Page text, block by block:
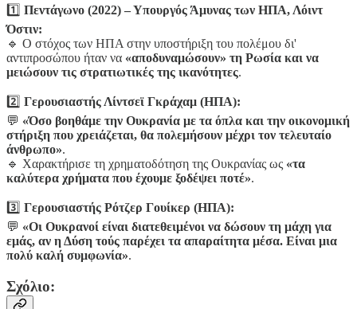
1️⃣ Πεντάγωνο (2022) – Υπουργός Άμυνας των ΗΠΑ, Λόιντ
Όστιν:
🔹 Ο στόχος των ΗΠΑ στην υποστήριξη του πολέμου δι'
αντιπροσώπου ήταν να «αποδυναμώσουν» τη Ρωσία και να
μειώσουν τις στρατιωτικές της ικανότητες.
2️⃣ Γερουσιαστής Λίντσεϊ Γκράχαμ (ΗΠΑ):
💬 «Όσο βοηθάμε την Ουκρανία με τα όπλα και την οικονομική
στήριξη που χρειάζεται, θα πολεμήσουν μέχρι τον τελευταίο
άνθρωπο».
🔹 Χαρακτήρισε τη χρηματοδότηση της Ουκρανίας ως «τα
καλύτερα χρήματα που έχουμε ξοδέψει ποτέ».
3️⃣ Γερουσιαστής Ρότζερ Γουίκερ (ΗΠΑ):
💬 «Οι Ουκρανοί είναι διατεθειμένοι να δώσουν τη μάχη για
εμάς, αν η Δύση τούς παρέχει τα απαραίτητα μέσα. Είναι μια
πολύ καλή συμφωνία».
Σχόλιο: